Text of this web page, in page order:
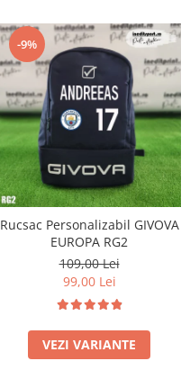
-9%
Rucsac Personalizabil GIVOVA
EUROPA RG2
109,00 Lei
99,00 Lei
VEZI VARIANTE